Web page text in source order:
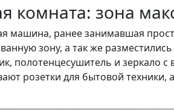
комната: зона
машина, ранее занимавшая
зону, а так же
полотенцесушитель и зеркало с
розетки для бытовой